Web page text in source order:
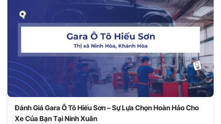
Đánh Giá Gara Ô Tô Hiếu Sơn – Sự Lựa Chọn Hoàn Hảo Cho
Xe Của Bạn Tại Ninh Xuân